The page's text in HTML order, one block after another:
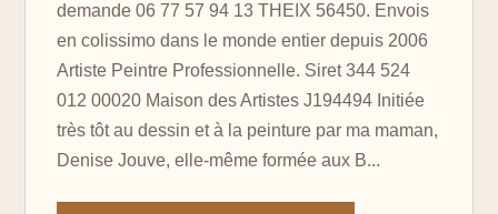
demande 06 77 57 94 13 THEIX 56450. Envois
en colissimo dans le monde entier depuis 2006
Artiste Peintre Professionnelle. Siret 344 524
012 00020 Maison des Artistes J194494 Initiée
très tôt au dessin et à la peinture par ma maman,
Denise Jouve, elle-même formée aux B...